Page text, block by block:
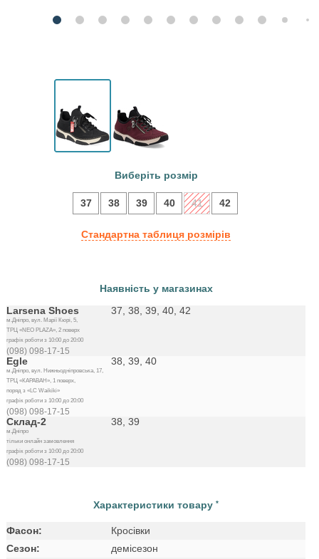
Виберіть розмір
37 38 39 40 41 42
Стандартна таблиця розмірів
Наявність у магазинах
Larsena Shoes
м.Дніпро, вул. Марії Кюрі, 5,
ТРЦ «NEO PLAZA», 2 поверх
графік роботи з 10:00 до 20:00
(098) 098-17-15
37, 38, 39, 40, 42
Egle
м.Дніпро, вул. Нижньодніпровська, 17,
ТРЦ «КАРАВАН», 1 поверх,
поряд з «LC Waikiki»
графік роботи з 10:00 до 20:00
(098) 098-17-15
38, 39, 40
Склад-2
м.Дніпро
тільки онлайн замовлення
графік роботи з 10:00 до 20:00
(098) 098-17-15
38, 39
Характеристики товару *
Фасон:
Кросівки
Сезон:
демісезон